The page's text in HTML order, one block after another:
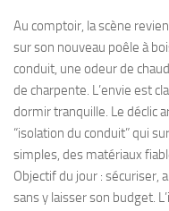
Au comptoir, la scène
sur son nouveau poêle à
conduit, une odeur de
de charpente. L’envie est
dormir tranquille. Le déclic
“isolation du conduit” qui
simples, des matériaux
Objectif du jour : sécuriser,
sans y laisser son budget.